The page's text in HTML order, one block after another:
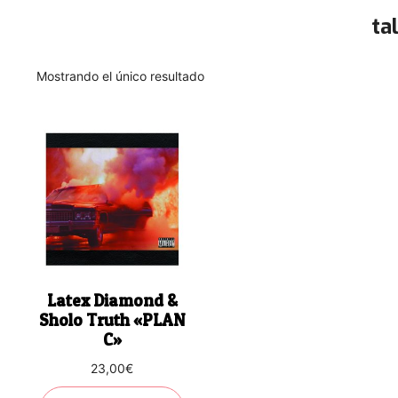
Mostrando el único resultado
Latex Diamond &
Sholo Truth «PLAN
C»
23,00€